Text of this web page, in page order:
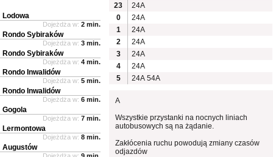
23
24A
0
24A
1
24A
2
24A
3
24A
4
24A
5
24A 54A
A
Wszystkie przystanki na nocnych liniach
autobusowych są na żądanie.
Zakłócenia ruchu powodują zmiany czasów
odjazdów
Lodowa
Dojeżdża w: 2 min.
Rondo Sybiraków
Dojeżdża w: 3 min.
Rondo Sybiraków
Dojeżdża w: 4 min.
Rondo Inwalidów
Dojeżdża w: 5 min.
Rondo Inwalidów
Dojeżdża w: 6 min.
Gogola
Dojeżdża w: 7 min.
Lermontowa
Dojeżdża w: 8 min.
Augustów